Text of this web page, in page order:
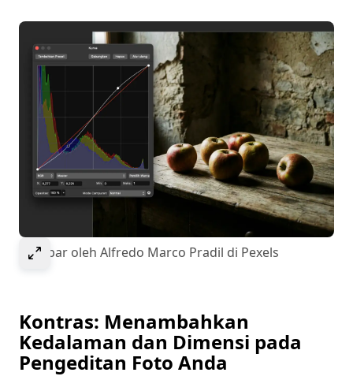
Select to expand image
Gambar oleh Alfredo Marco Pradil di Pexels
Kontras: Menambahkan
Kedalaman dan Dimensi pada
Pengeditan Foto Anda